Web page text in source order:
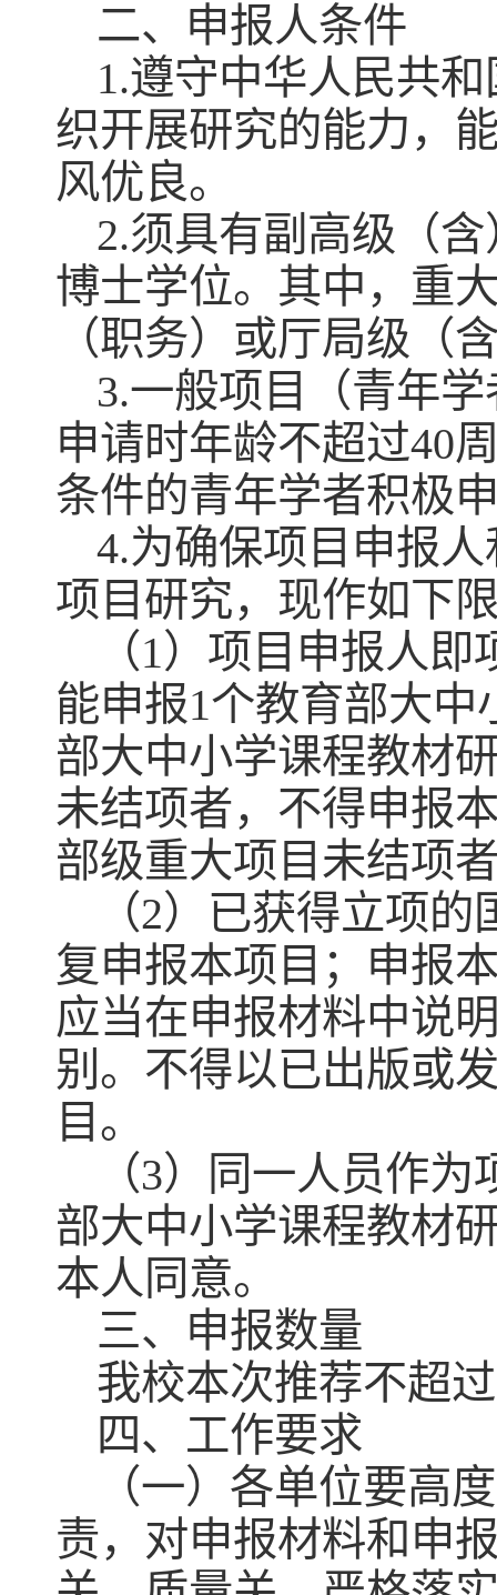
二、申报人条件
1.遵守中华人民共
织开展研究的能力，
风优良。
2.须具有副高级（
博士学位。其中，重
（职务）或厅局级（
3.一般项目（青年
申请时年龄不超过40
条件的青年学者积极
4.为确保项目申报
项目研究，现作如下
（1）项目申报人
能申报1个教育部大
部大中小学课程教材
未结项者，不得申报
部级重大项目未结项
（2）已获得立项
复申报本项目；申报
应当在申报材料中说
别。不得以已出版或
目。
（3）同一人员作
部大中小学课程教材
本人同意。
三、申报数量
我校本次推荐不超
四、工作要求
（一）各单位要高
责，对申报材料和申